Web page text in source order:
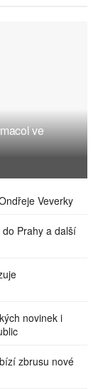
ve
Veverky
Prahy a další
novinek i
zbrusu nové